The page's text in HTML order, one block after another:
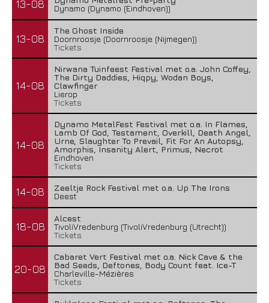
13-08
Dynamo (Dynamo (Eindhoven))
13-08
The Ghost Inside
Doornroosje (Doornroosje (Nijmegen))
Tickets
14-08
Nirwana Tuinfeest Festival met o.a. John Coffey,
The Dirty Daddies, Hiqpy, Wodan Boys,
Clawfinger
Lierop
Tickets
14-08
Dynamo MetalFest Festival met o.a. In Flames,
Lamb Of God, Testament, Overkill, Death Angel,
Urne, Slaughter To Prevail, Fit For An Autopsy,
Amorphis, Insanity Alert, Primus, Necrot
Eindhoven
Tickets
14-08
Zeeltje Rock Festival met o.a. Up The Irons
Deest
18-08
Alcest
TivoliVredenburg (TivoliVredenburg (Utrecht))
Tickets
20-08
Cabaret Vert Festival met o.a. Nick Cave & the
Bad Seeds, Deftones, Body Count feat. Ice-T
Charleville-Mézières
Tickets